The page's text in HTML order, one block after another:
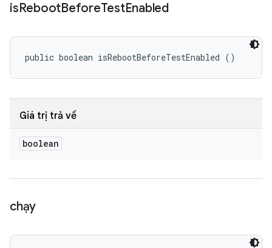
isRebootBeforeTestEnabled
public boolean isRebootBeforeTestEnabled ()
Giá trị trả về
boolean
chạy